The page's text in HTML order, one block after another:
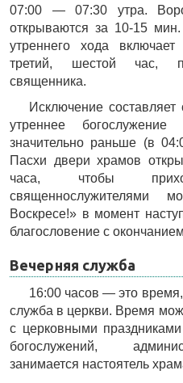
07:00 — 07:30 утра.
открываются за 10-15
утреннего хода
третий, шестой час,
священника.
Исключение
утреннее
значительно раньше (в
Пасхи двери храмов
часа, чтобы
священнослужителями
Воскресе!» в момент
благословение с
Вечерняя служба
16:00 часов — это время,
служба в церкви. Время
с церковными
богослужений,
занимается настоятель